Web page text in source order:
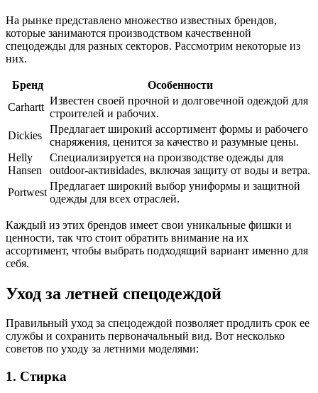
На рынке представлено множество известных брендов,
которые занимаются производством качественной
спецодежды для разных секторов. Рассмотрим некоторые из
них.
Бренд
Особенности
Carhartt
Известен своей прочной и долговечной одеждой для
строителей и рабочих.
Dickies
Предлагает широкий ассортимент формы и рабочего
снаряжения, ценится за качество и разумные цены.
Helly
Hansen
Специализируется на производстве одежды для
outdoor-активidades, включая защиту от воды и ветра.
Portwest
Предлагает широкий выбор униформы и защитной
одежды для всех отраслей.
Каждый из этих брендов имеет свои уникальные фишки и
ценности, так что стоит обратить внимание на их
ассортимент, чтобы выбрать подходящий вариант именно для
себя.
Уход за летней спецодеждой
Правильный уход за спецодеждой позволяет продлить срок ее
службы и сохранить первоначальный вид. Вот несколько
советов по уходу за летними моделями:
1. Стирка